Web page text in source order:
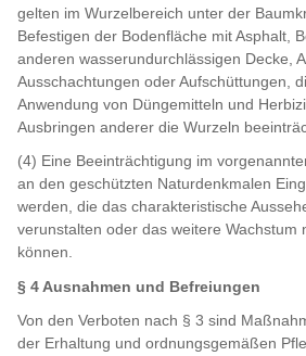
gelten im Wurzelbereich unter der
Befestigen der Bodenfläche mit Asphalt,
anderen wasserundurchlässigen Decke,
Ausschachtungen oder Aufschüttungen,
Anwendung von Düngemitteln und
Ausbringen anderer die Wurzeln
(4) Eine Beeinträchtigung im
an den geschützten Naturdenkmalen
werden, die das charakteristische
verunstalten oder das weitere Wachstum
können.
§ 4 Ausnahmen und Befreiungen
Von den Verboten nach § 3 sind
der Erhaltung und ordnungsgemäßen